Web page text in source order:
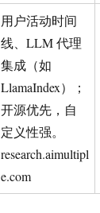
用户活动时间
线、LLM 代理
集成（如
LlamaIndex）；
开源优先，自
定义性强。
research.aimultipl
e.com